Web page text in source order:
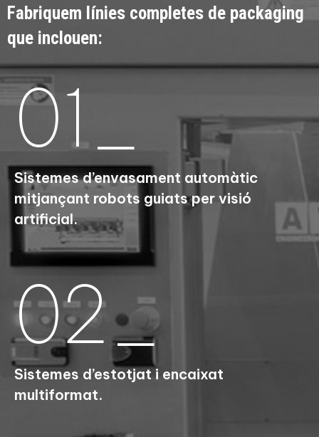
Fabriquem línies completes de packaging
que inclouen:
01_
Sistemes d’envasament automàtic
mitjançant robots guiats per visió
artificial.
02_
Sistemes d’estotjat i encaixat
multiformat.